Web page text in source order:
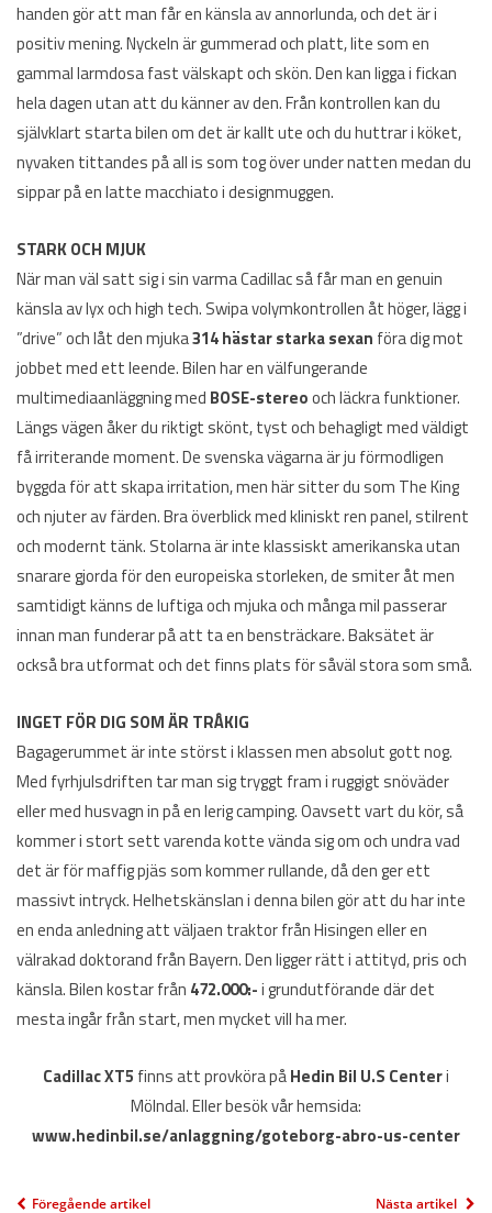
handen gör att man får en känsla av annorlunda, och det är i
positiv mening. Nyckeln är gummerad och platt, lite som en
gammal larmdosa fast välskapt och skön. Den kan ligga i fickan
hela dagen utan att du känner av den. Från kontrollen kan du
självklart starta bilen om det är kallt ute och du huttrar i köket,
nyvaken tittandes på all is som tog över under natten medan du
sippar på en latte macchiato i designmuggen.
STARK OCH MJUK
När man väl satt sig i sin varma Cadillac så får man en genuin
känsla av lyx och high tech. Swipa volymkontrollen åt höger, lägg i
”drive” och låt den mjuka314 hästar starka sexan föra dig mot
jobbet med ett leende. Bilen har en välfungerande
multimediaanläggning med BOSE-stereooch läckra funktioner.
Längs vägen åker du riktigt skönt, tyst och behagligt med väldigt
få irriterande moment. De svenska vägarna är ju förmodligen
byggda för att skapa irritation, men här sitter du som The King
och njuter av färden. Bra överblick med kliniskt ren panel, stilrent
och modernt tänk. Stolarna är inte klassiskt amerikanska utan
snarare gjorda för den europeiska storleken, de smiter åt men
samtidigt känns de luftiga och mjuka och många mil passerar
innan man funderar på att ta en bensträckare. Baksätet är
också bra utformat och det finns plats för såväl stora som små.
INGET FÖR DIG SOM ÄR TRÅKIG
Bagagerummet är inte störst i klassen men absolut gott nog.
Med fyrhjulsdriften tar man sig tryggt fram i ruggigt snöväder
eller med husvagn in på en lerig camping. Oavsett vart du kör, så
kommer i stort sett varenda kotte vända sig om och undra vad
det är för maffig pjäs som kommer rullande, då den ger ett
massivt intryck. Helhetskänslan i denna bilen gör att du har inte
en enda anledning att väljaen traktor från Hisingen eller en
välrakad doktorand från Bayern. Den ligger rätt i attityd, pris och
känsla. Bilen kostar från 472.000:-i grundutförande där det
mesta ingår från start, men mycket vill ha mer.
Cadillac XT5 finns att provköra påHedin Bil U.S Centeri
Mölndal. Eller besök vår hemsida:
www.hedinbil.se/anlaggning/goteborg-abro-us-center
Föregående artikel Nästa artikel